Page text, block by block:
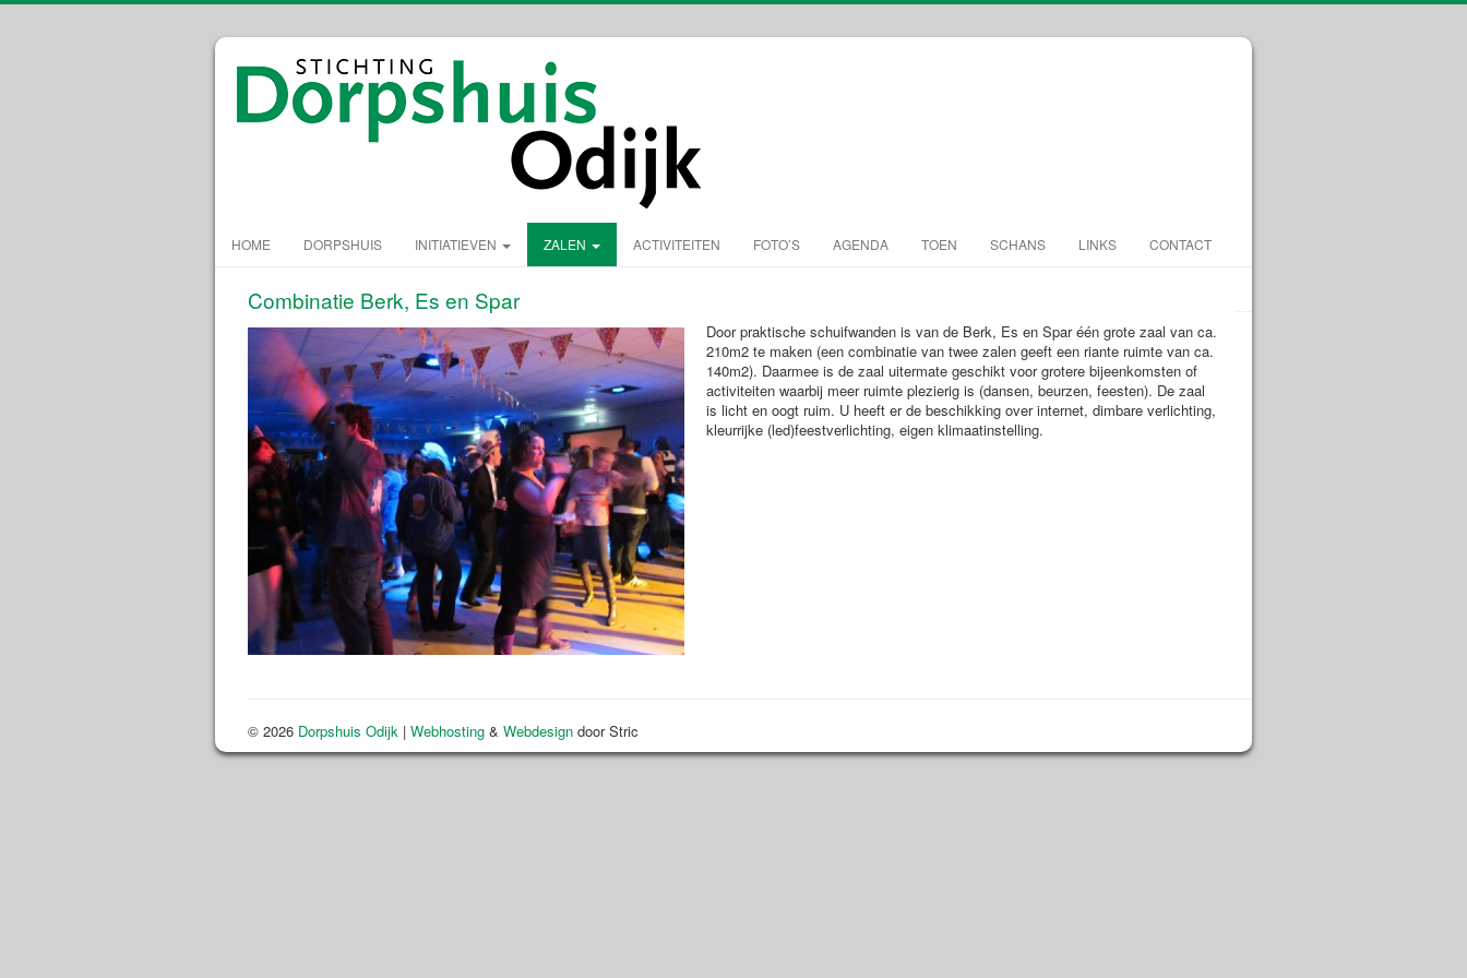
HOME DORPSHUIS INITIATIEVEN ZALEN ACTIVITEITEN FOTO’S AGENDA TOEN SCHANS LINKS CONTACT
Combinatie Berk, Es en Spar
Door praktische schuifwanden is van de Berk, Es en Spar één grote zaal van ca.
210m2 te maken (een combinatie van twee zalen geeft een riante ruimte van ca.
140m2). Daarmee is de zaal uitermate geschikt voor grotere bijeenkomsten of
activiteiten waarbij meer ruimte plezierig is (dansen, beurzen, feesten). De zaal
is licht en oogt ruim. U heeft er de beschikking over internet, dimbare verlichting,
kleurrijke (led)feestverlichting, eigen klimaatinstelling.
© 2026 Dorpshuis Odijk | Webhosting & Webdesign door Stric